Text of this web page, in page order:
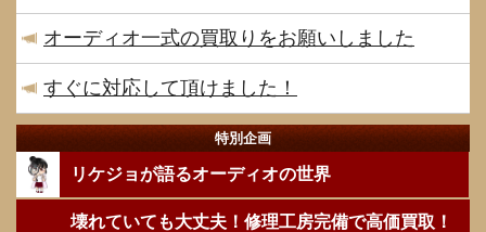
オーディオ一式の買取りをお願いしました
すぐに対応して頂けました！
特別企画
リケジョが語るオーディオの世界
壊れていても大丈夫！修理工房完備で高価買取！